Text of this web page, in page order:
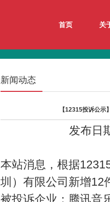
首页 关
新闻动态
【12315投诉公
发布日
本站消息，根据
圳）有限公司新增12
被投诉企业：腾讯音